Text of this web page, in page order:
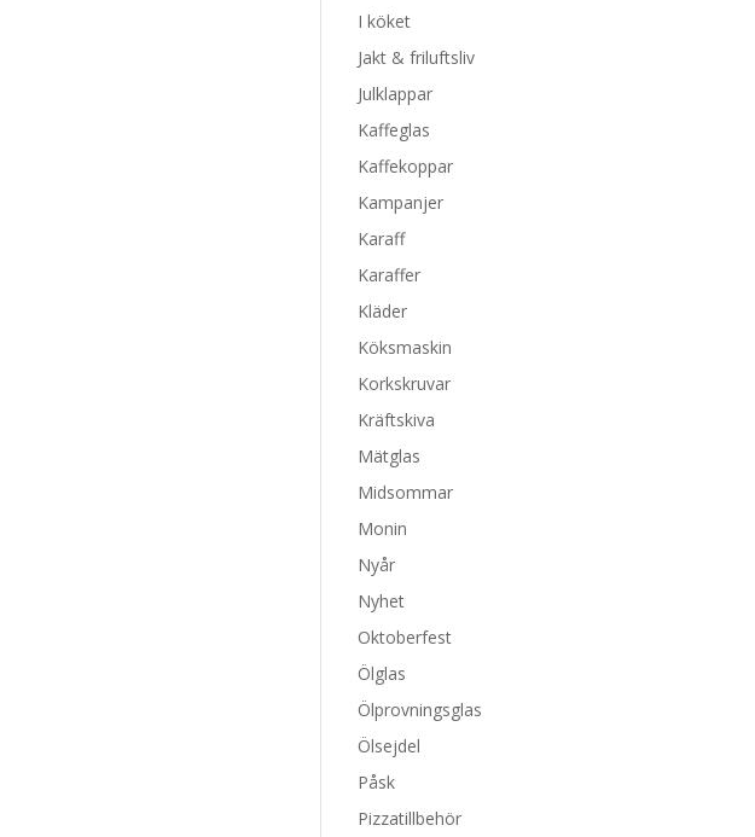
I köket
Jakt & friluftsliv
Julklappar
Kaffeglas
Kaffekoppar
Kampanjer
Karaff
Karaffer
Kläder
Köksmaskin
Korkskruvar
Kräftskiva
Mätglas
Midsommar
Monin
Nyår
Nyhet
Oktoberfest
Ölglas
Ölprovningsglas
Ölsejdel
Påsk
Pizzatillbehör